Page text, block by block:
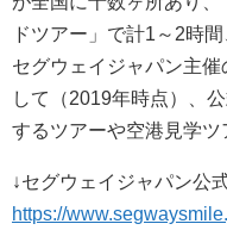
ドツアー」で計1～2時
セグウェイジャパン主
して（2019年時点）、
するツアーや空港見学ツ
↓セグウェイジャパン公
https://